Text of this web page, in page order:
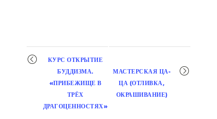
Мероприятие
навигация
КУРС ОТКРЫТИЕ
БУДДИЗМА.
«ПРИБЕЖИЩЕ В
ТРЁХ
ДРАГОЦЕННОСТЯХ»
МАСТЕРСКАЯ ЦА-
ЦА (ОТЛИВКА,
ОКРАШИВАНИЕ)